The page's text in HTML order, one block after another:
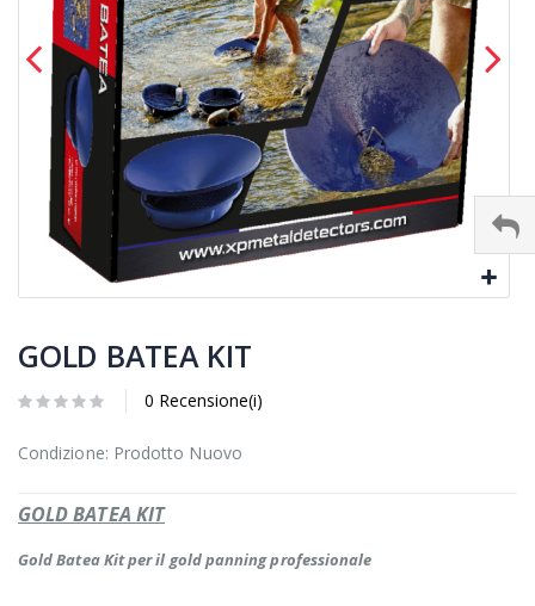
GOLD BATEA KIT
0 Recensione(i)
Condizione: Prodotto Nuovo
GOLD BATEA KIT
Gold Batea Kit per il gold panning professionale